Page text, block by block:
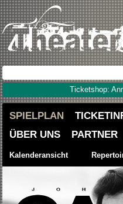
Ticketshop:
SPIELPLAN
ÜBER UNS
PARTNER
Kalenderansicht